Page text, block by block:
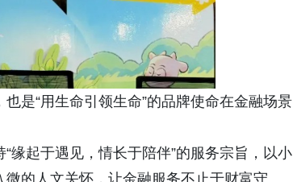
是“用生命引领生命”的品牌使命在金融场景
缘起于遇见，情长于陪伴”的服务宗旨，以小
的人文关怀，让金融服务不止于财富守